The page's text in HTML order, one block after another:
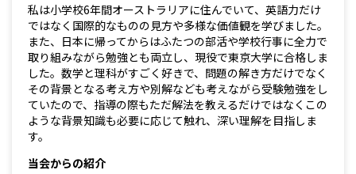
私は小学校6年間オーストラリアに住んでいて、英語力だけ
ではなく国際的なものの見方や多様な価値観を学びました。
また、日本に帰ってからはふたつの部活や学校行事に全力で
取り組みながら勉強とも両立し、現役で東京大学に合格しま
した。数学と理科がすごく好きで、問題の解き方だけでなく
その背景となる考え方や別解なども考えながら受験勉強をし
ていたので、指導の際もただ解法を教えるだけではなくこの
ような背景知識も必要に応じて触れ、深い理解を目指しま
す。
当会からの紹介